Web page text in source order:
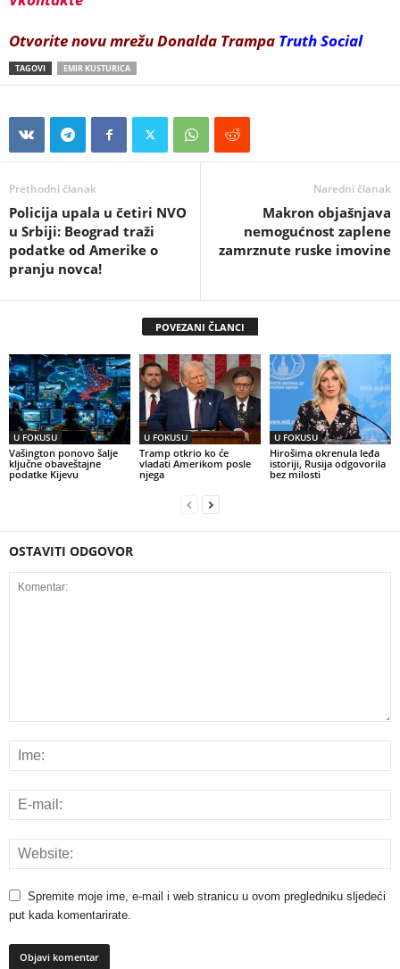
Otvorite novu mrežu Donalda Trampa Truth Social
TAGOVI EMIR KUSTURICA
Prethodni članak
Policija upala u četiri NVO
u Srbiji: Beograd traži
podatke od Amerike o
pranju novca!
Naredni članak
Makron objašnjava
nemogućnost zaplene
zamrznute ruske imovine
POVEZANI ČLANCI
U FOKUSU
Vašington ponovo šalje
ključne obaveštajne
podatke Kijevu
U FOKUSU
Tramp otkrio ko će
vladati Amerikom posle
njega
U FOKUSU
Hirošima okrenula leđa
istoriji, Rusija odgovorila
bez milosti
OSTAVITI ODGOVOR
Spremite moje ime, e-mail i web stranicu u ovom pregledniku sljedeći
put kada komentarirate.